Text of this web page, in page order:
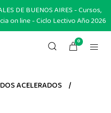
DE BUENOS AIRES - Cursos,
on line - Ciclo Lectivo Año 2026
0
ACELERADOS